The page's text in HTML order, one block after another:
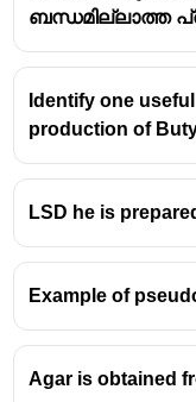
ബന്ധമില്ലാത്ത
Identify one
production of
LSD he is
Example of
Agar is obtained